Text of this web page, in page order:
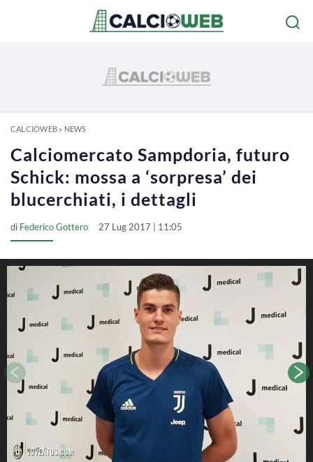
CALCIOWEB» NEWS
Calciomercato Sampdoria, futuro
Schick: mossa a ‘sorpresa’ dei
blucerchiati, i dettagli
di Federico Gottero 27 Lug 2017 | 11:05